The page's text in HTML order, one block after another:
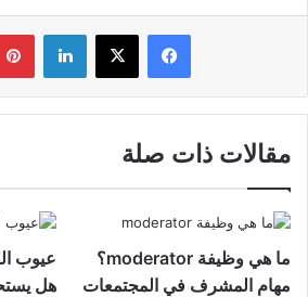
فيسبوك لينكدإن
مقالات ذات صلة
ما هي وظيفة moderator؟
مهام المشرف في المجتمعات
عيوب
هل